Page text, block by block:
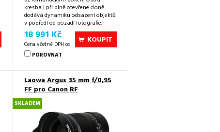
kresba i při plně otevřené cloně
dodává dynamiku odsazení objektů
v popředí od pozadí fotografie.
KOUPIT
18 991 Kč
Cena včetně DPH od
POROVNAT
Laowa Argus 35 mm f/0,95
FF pro Canon RF
SKLADEM